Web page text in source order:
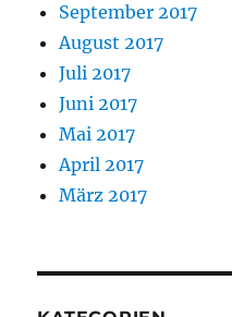
September 2017
August 2017
Juli 2017
Juni 2017
Mai 2017
April 2017
März 2017